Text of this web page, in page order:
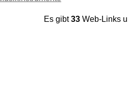
Es gibt33 Web-Links